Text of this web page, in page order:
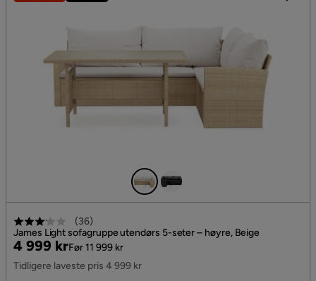
(36)
James Light sofagruppe utendørs 5-seter – høyre, Beige
Pris
4 999 kr
Original
Pris
Før 11 999 kr
Tidligere laveste pris 4 999 kr